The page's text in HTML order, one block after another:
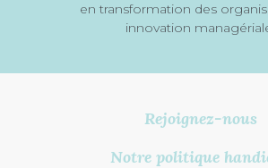
Rejoignez-nous
Notre politique
en transformation des
innovation